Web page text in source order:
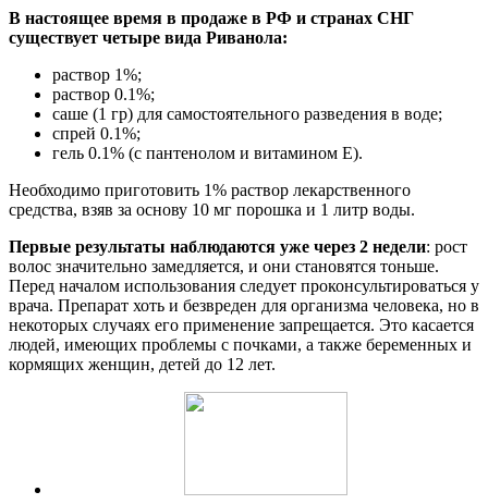
В настоящее время в продаже в РФ и странах СНГ
существует четыре вида Риванола:
раствор 1%;
раствор 0.1%;
саше (1 гр) для самостоятельного разведения в воде;
спрей 0.1%;
гель 0.1% (с пантенолом и витамином Е).
Необходимо приготовить 1% раствор лекарственного
средства, взяв за основу 10 мг порошка и 1 литр воды.
Первые результаты наблюдаются уже через 2 недели: рост
волос значительно замедляется, и они становятся тоньше.
Перед началом использования следует проконсультироваться у
врача. Препарат хоть и безвреден для организма человека, но в
некоторых случаях его применение запрещается. Это касается
людей, имеющих проблемы с почками, а также беременных и
кормящих женщин, детей до 12 лет.